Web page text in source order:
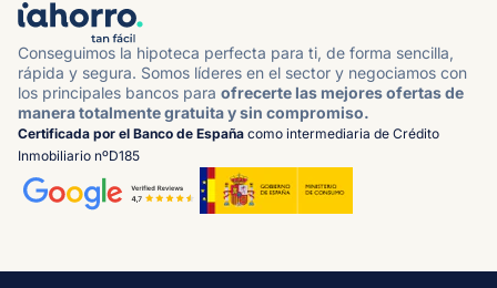
Conseguimos la hipoteca perfecta para ti, de forma sencilla,
rápida y segura. Somos líderes en el sector y negociamos con
los principales bancos para ofrecerte las mejores ofertas de
manera totalmente gratuita y sin compromiso.
Certificada por el Banco de España como intermediaria de Crédito
Inmobiliario nºD185